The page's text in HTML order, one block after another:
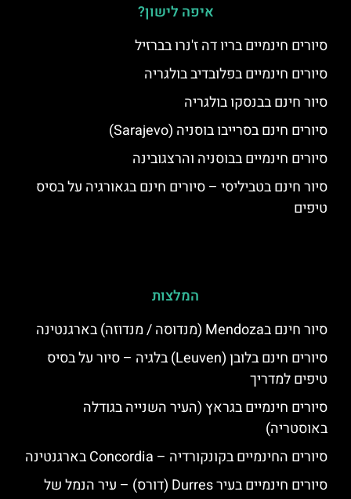
איפה לישון?
סיורים חינמיים בריו דה ז'נרו בברזיל
סיורים חינמיים בפלובדיב בולגריה
סיור חינם בבנסקו בולגריה
סיורים חינם בסרייבו בוסניה (Sarajevo)
סיורים חינמיים בבוסניה והרצגובינה
סיור חינם בטביליסי – סיורים חינם בגאורגיה על בסיס
טיפים
המלצות
סיור חינם בMendoza (מנדוסה / מנדוזה) בארגנטינה
סיורים חינם בלובן (Leuven) בלגיה – סיור על בסיס
טיפים למדריך
סיורים חינמיים בגראץ (העיר השנייה בגודלה
באוסטריה)
סיורים החינמיים בקונקורדיה – Concordia בארגנטינה
סיורים חינמיים בעיר Durres (דורס) – עיר הנמל של